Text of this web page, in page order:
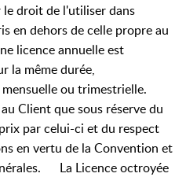
droit de l'utiliser dans
en dehors de celle propre au
licence annuelle est
la même durée,
ou trimestrielle.
Client que sous réserve du
par celui-ci et du respect
en vertu de la Convention et
La Licence octroyée